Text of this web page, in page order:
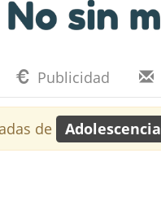
Publicidad
de Adolescencia